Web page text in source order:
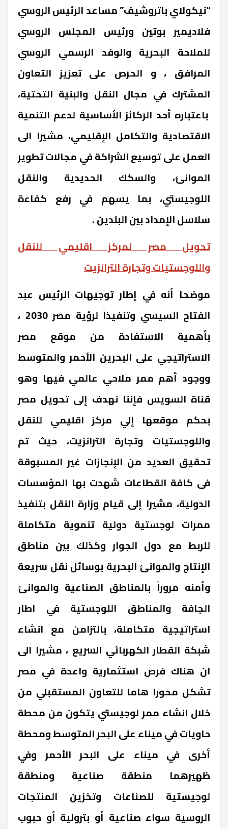
“نيكولاي باتروشيف” مساعد الرئيس الروسي
فلاديمير بوتين ورئيس المجلس الروسي
للملاحة البحرية والوفد الرسمي الروسي
المرافق ، و الحرص على تعزيز التعاون
المشترك في مجال النقل والبنية التحتية،
باعتباره أحد الركائز الأساسية لدعم التنمية
الاقتصادية والتكامل الإقليمي، مشيرا الى
العمل على توسيع الشراكة في مجالات تطوير
الموانئ، والسكك الحديدية والنقل
اللوجيستي، بما يسهم في رفع كفاءة
سلاسل الإمداد بين البلدين .
تحويل مصر لمركز اقليمي للنقل
واللوجستيات وتجارة الترانزيت
موضحاً أنه في إطار توجيهات الرئيس عبد
الفتاح السيسي وتنفيذاً لرؤية مصر 2030 ،
بأهمية الاستفادة من موقع مصر
الاستراتيجي على البحرين الأحمر والمتوسط
ووجود أهم ممر ملاحي عالمي فيها وهو
قناة السويس فإننا نهدف إلى تحويل مصر
بحكم موقعها إلي مركز اقليمي للنقل
واللوجستيات وتجارة الترانزيت، حيث تم
تحقيق العديد من الإنجازات غير المسبوقة
فى كافة القطاعات شهدت بها المؤسسات
الدولية، مشيرا إلى قيام وزارة النقل بتنفيذ
ممرات لوجستية دولية تنموية متكاملة
للربط مع دول الجوار وكذلك بين مناطق
الإنتاج والموانئ البحرية بوسائل نقل سريعة
وأمنه مروراً بالمناطق الصناعية والموانئ
الجافة والمناطق اللوجستية في اطار
استراتيجية متكاملة، بالتزامن مع انشاء
شبكة القطار الكهربائي السريع ، مشيرا الى
ان هناك فرص استثمارية واعدة في مصر
تشكل محورا هاما للتعاون المستقبلي من
خلال انشاء ممر لوجيستي يتكون من محطة
حاويات في ميناء على البحر المتوسط ومحطة
أخرى في ميناء على البحر الأحمر وفي
ظهيرهما منطقة صناعية ومنطقة
لوجيستية للصناعات وتخزين المنتجات
الروسية سواء صناعية أو بترولية أو حبوب